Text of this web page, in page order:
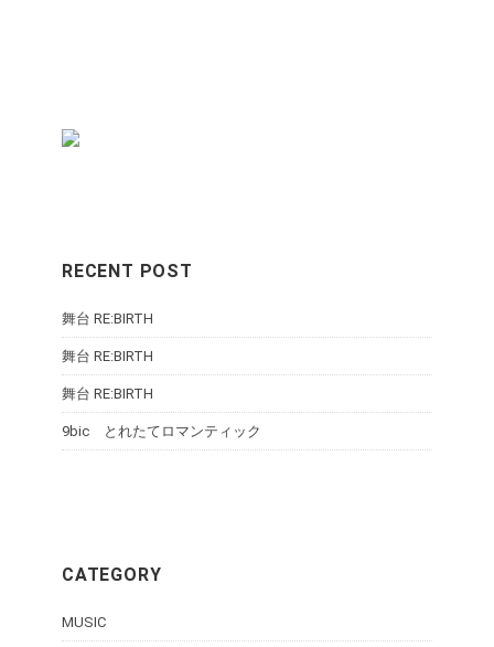
RECENT POST
舞台 RE:BIRTH
舞台 RE:BIRTH
舞台 RE:BIRTH
9bic とれたてロマンティック
CATEGORY
MUSIC